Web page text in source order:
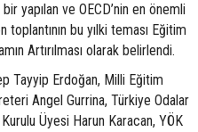
yapılan ve OECD’nin en önemli
bu yılki teması Eğitim
Artırılması olarak belirlendi.
Tayyip Erdoğan, Milli Eğitim
Angel Gurrina, Türkiye Odalar
Üyesi Harun Karacan, YÖK